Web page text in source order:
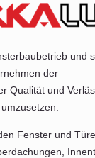
und
der
Qualität und
Fenster und